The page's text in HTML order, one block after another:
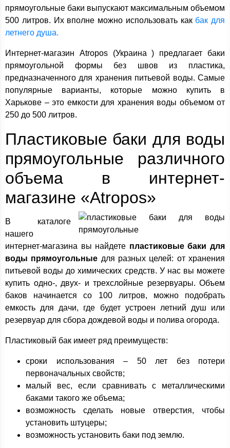
прямоугольные баки выпускают максимальным объемом
500 литров. Их вполне можно использовать как бак для
летнего душа.
Интернет-магазин Atropos (Украина ) предлагает баки
прямоугольной формы без швов из пластика,
предназначенного для хранения питьевой воды. Самые
популярные варианты, которые можно купить в
Харькове – это емкости для хранения воды объемом от
250 до 500 литров.
Пластиковые баки для воды
прямоугольные различного
объема в интернет-
магазине «Atropos»
В каталоге
нашего
интернет-магазина вы найдете пластиковые баки для
воды прямоугольные для разных целей: от хранения
питьевой воды до химических средств. У нас вы можете
купить одно-, двух- и трехслойные резервуары. Объем
баков начинается со 100 литров, можно подобрать
емкость для дачи, где будет устроен летний душ или
резервуар для сбора дождевой воды и полива огорода.
Пластиковый бак имеет ряд преимуществ:
сроки использования – 50 лет без потери
первоначальных свойств;
малый вес, если сравнивать с металлическими
баками такого же объема;
возможность сделать новые отверстия, чтобы
установить штуцеры;
возможность установить баки под землю.